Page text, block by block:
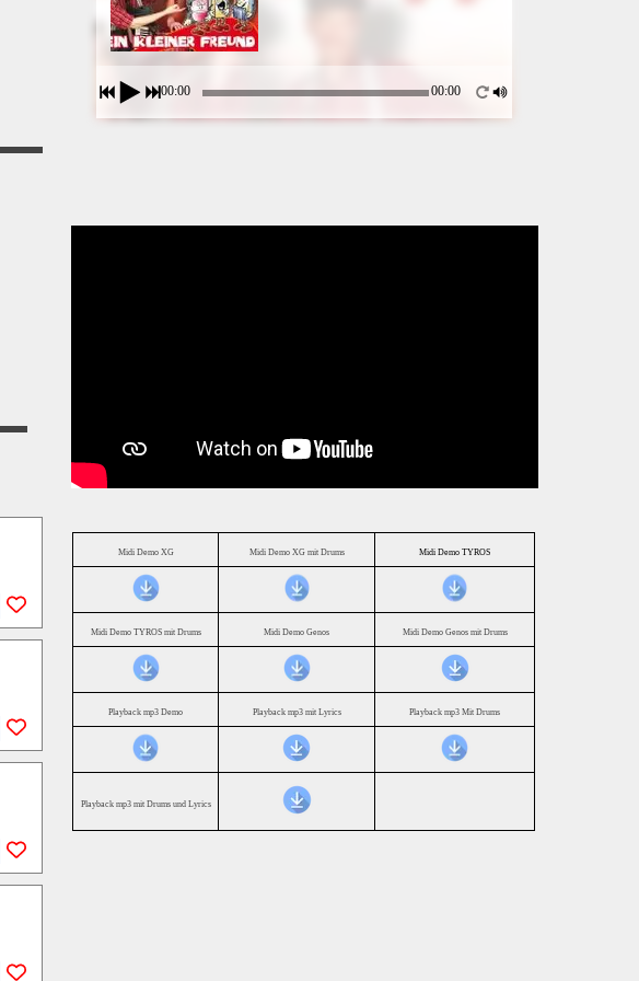
00:00 00:00
Midi Demo XG Midi Demo XG mit Drums Midi Demo TYROS
Midi Demo TYROS mit Drums Midi Demo Genos Midi Demo Genos mit Drums
Playback mp3 Demo Playback mp3 mit Lyrics Playback mp3 Mit Drums
Playback mp3 mit Drums und Lyrics